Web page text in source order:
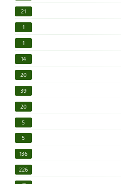
21
1
1
14
20
39
20
5
5
136
226